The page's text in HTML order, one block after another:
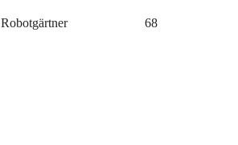
Robotgärtner 68